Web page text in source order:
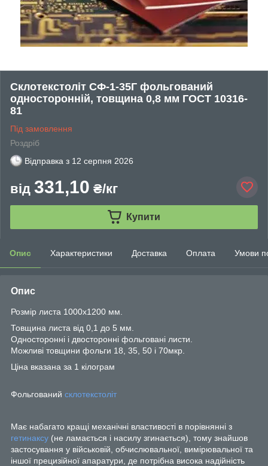
Склотекстоліт СФ-1-35Г фольгований
односторонній, товщина 0,8 мм ГОСТ 10316-
81
Під замовлення
Роздріб
Відправка з 12 серпня 2026
від 331,10 ₴/кг
Купити
Опис Характеристики Доставка Оплата Умови
Опис
Розмір листа 1000х1200 мм.
Товщина листа від 0,1 до 5 мм.
Односторонні і двосторонні фольговані листи.
Можливі товщини фольги 18, 35, 50 і 70мкр.
Ціна вказана за 1 кілограм
Фольгований склотекстоліт
Має набагато кращі механічні властивості в порівнянні з
гетинаксу (не ламається і насилу згинається), тому знайшов
застосування у військовій, обчислювальної, вимірювальної та
іншої прецизійної апаратури, де потрібна висока надійність